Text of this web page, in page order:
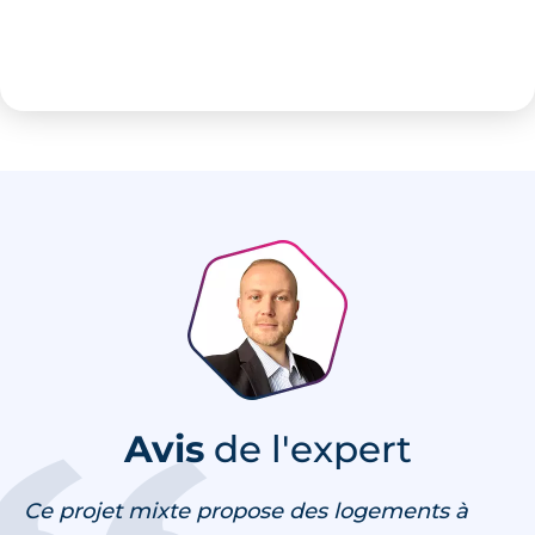
Avisde l'expert
Ce projet mixte propose des logements à